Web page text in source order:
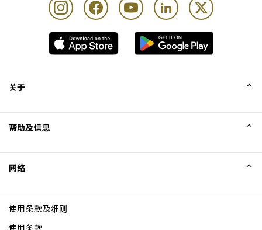
关于
Excellence Awards
博客
帮助及信息
网络
使用条款及细则